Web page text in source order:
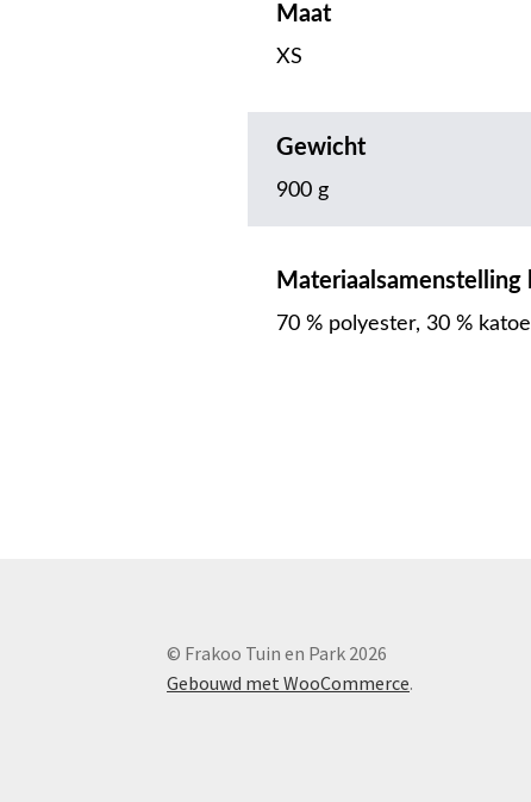
Maat
XS
Gewicht
900 g
Materiaalsamenstelling
70 % polyester, 30 %
© Frakoo Tuin en Park 2026
Gebouwd met WooCommerce.